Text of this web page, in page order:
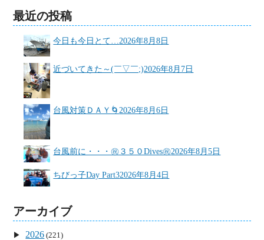
最近の投稿
今日も今日とて… 2026年8月8日
近づいてきた～(￣▽￣;)2026年8月7日
台風対策ＤＡＹ🌀 2026年8月6日
台風前に・・・㊗３５０Dives㊗2026年8月5日
ちびっ子Day Part32026年8月4日
アーカイブ
2026 (221)